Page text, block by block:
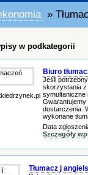
»
w podkategorii
Biuro
Jeśli
skorzystania z
symultaniczne
Gwarantujemy
dostarczenia.
wykonane
Data
Szczegóły
Tłumacz j